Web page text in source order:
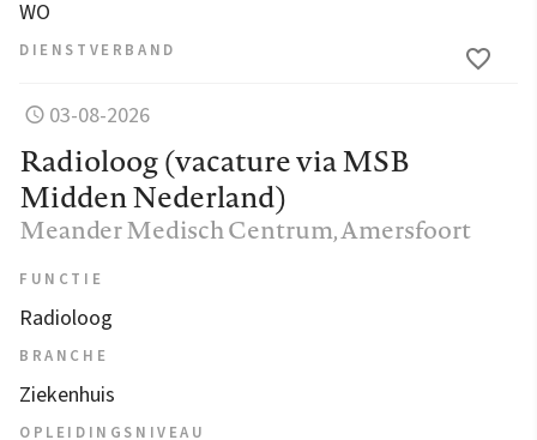
WO
DIENSTVERBAND
03-08-2026
Radioloog (vacature via MSB
Midden Nederland)
Meander Medisch Centrum, Amersfoort
FUNCTIE
Radioloog
BRANCHE
Ziekenhuis
OPLEIDINGSNIVEAU